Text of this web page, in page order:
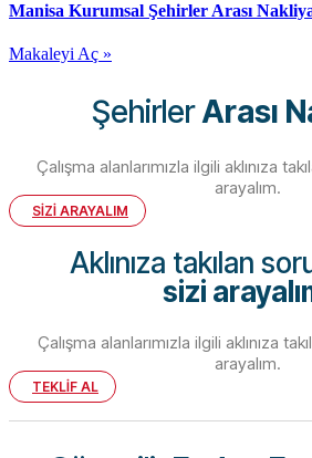
Manisa Kurumsal Şehirler Arası
Makaleyi Aç »
ŞehirlerArası
Çalışma alanlarımızla ilgili aklınıza
arayalım.
SİZİ ARAYALIM
Aklınıza takılan
sizi
Çalışma alanlarımızla ilgili aklınıza
arayalım.
TEKLİF AL